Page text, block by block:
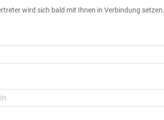
wird sich bald mit Ihnen in Verbindung setzen.